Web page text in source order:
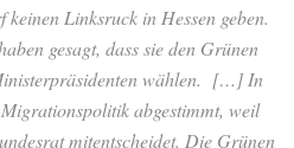
Linksruck in Hessen geben.
gesagt, dass sie den Grünen
wählen. […] In
abgestimmt, weil
mitentscheidet. Die Grünen